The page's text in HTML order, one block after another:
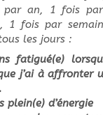
par an, 1 fois
1 fois par
les jours :
fatigué(e)
j’ai à affronter
plein(e) d’énergie